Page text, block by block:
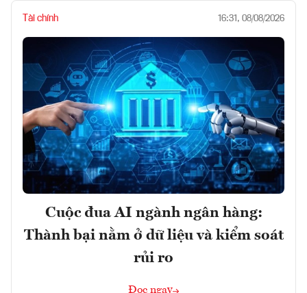
Tài chính 16:31, 08/08/2026
Cuộc đua AI ngành ngân hàng:
Thành bại nằm ở dữ liệu và kiểm soát
rủi ro
Đọc ngay